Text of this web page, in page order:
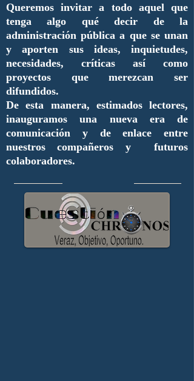
Queremos invitar a todo aquel que
tenga algo qué decir de la
administración pública a que se unan
y aporten sus ideas, inquietudes,
necesidades, críticas así como
proyectos que merezcan ser
difundidos.
De esta manera, estimados lectores,
inauguramos una nueva era de
comunicación y de enlace entre
nuestros compañeros y futuros
colaboradores.